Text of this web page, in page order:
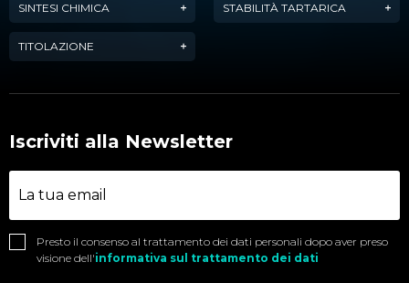
SINTESI CHIMICA STABILITÀ TARTARICA
TITOLAZIONE
Iscriviti alla Newsletter
Presto il consenso al trattamento dei dati personali dopo aver preso
visione dell'informativa sul trattamento dei dati